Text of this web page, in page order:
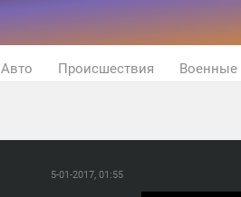
Авто Происшествия Военные
5-01-2017, 01:55